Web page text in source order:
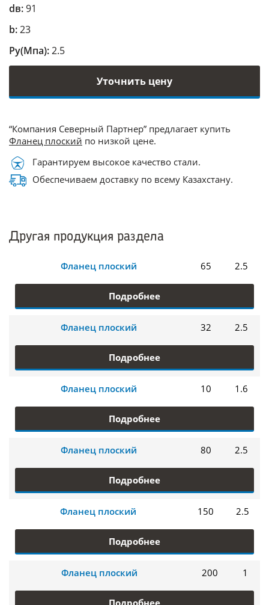
dв:91
b:23
Ру(Mпа):2.5
Уточнить цену
“Компания Северный Партнер” предлагает купить
Фланец плоский по низкой цене.
Гарантируем высокое качество стали.
Обеспечиваем доставку по всему Казахстану.
Другая продукция раздела
Фланец плоский 65 2.5
Подробнее
Фланец плоский 32 2.5
Подробнее
Фланец плоский 10 1.6
Подробнее
Фланец плоский 80 2.5
Подробнее
Фланец плоский 150 2.5
Подробнее
Фланец плоский 200 1
Подробнее